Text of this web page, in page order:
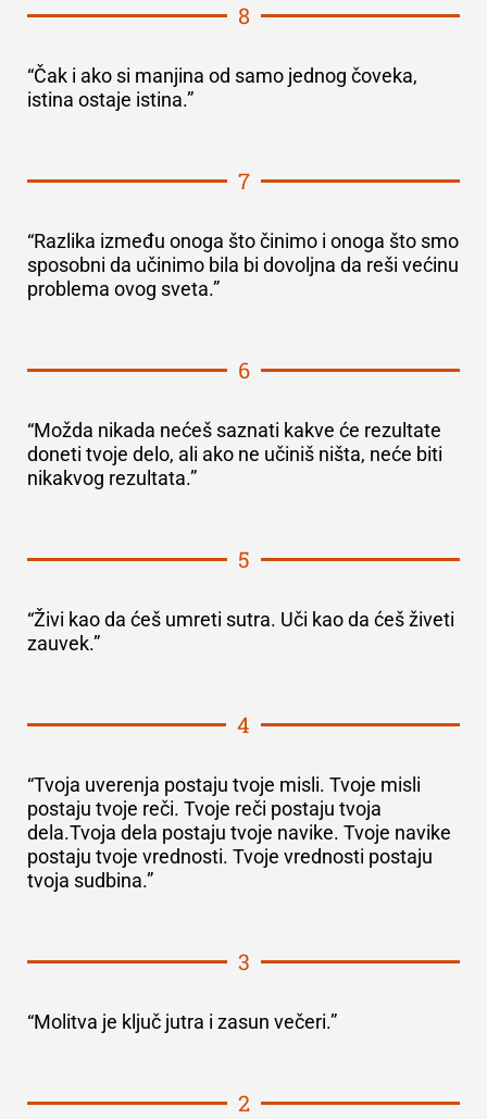
8
“Čak i ako si manjina od samo jednog čoveka,
istina ostaje istina.”
7
“Razlika između onoga što činimo i onoga što smo
sposobni da učinimo bila bi dovoljna da reši većinu
problema ovog sveta.”
6
“Možda nikada nećeš saznati kakve će rezultate
doneti tvoje delo, ali ako ne učiniš ništa, neće biti
nikakvog rezultata.”
5
“Živi kao da ćeš umreti sutra. Uči kao da ćeš živeti
zauvek.”
4
“Tvoja uverenja postaju tvoje misli. Tvoje misli
postaju tvoje reči. Tvoje reči postaju tvoja
dela.Tvoja dela postaju tvoje navike. Tvoje navike
postaju tvoje vrednosti. Tvoje vrednosti postaju
tvoja sudbina.”
3
“Molitva je ključ jutra i zasun večeri.”
2